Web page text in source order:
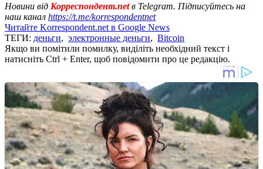
Новини від Корреспондент.netв Telegram. Підписуйтесь на
наш канал https://t.me/korrespondentnet
Читайте Korrespondent.net в Google News
ТЕГИ: деньги, электронные деньги, Bitcoin
Якщо ви помітили помилку, виділіть необхідний текст і
натисніть Ctrl + Enter, щоб повідомити про це редакцію.